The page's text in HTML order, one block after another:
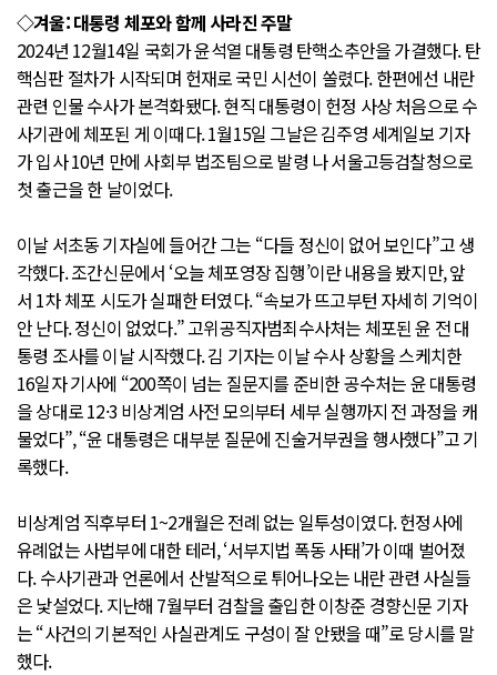
◇겨울: 대통령 체포와 함께 사라진 주말
2024년 12월14일 국회가 윤석열 대통령 탄핵소추안을 가결했다. 탄
핵심판 절차가 시작되며 헌재로 국민 시선이 쏠렸다. 한편에선 내란
관련 인물 수사가 본격화됐다. 현직 대통령이 헌정 사상 처음으로 수
사기관에 체포된 게 이때다. 1월15일 그날은 김주영 세계일보 기자
가 입사 10년 만에 사회부 법조팀으로 발령 나 서울고등검찰청으로
첫 출근을 한 날이었다.
이날 서초동 기자실에 들어간 그는 “다들 정신이 없어 보인다”고 생
각했다. 조간신문에서 ‘오늘 체포영장 집행’이란 내용을 봤지만, 앞
서 1차 체포 시도가 실패한 터였다. “속보가 뜨고부턴 자세히 기억이
안 난다. 정신이 없었다.” 고위공직자범죄수사처는 체포된 윤 전 대
통령 조사를 이날 시작했다. 김 기자는 이날 수사 상황을 스케치한
16일자 기사에 “200쪽이 넘는 질문지를 준비한 공수처는 윤 대통령
을 상대로 12·3 비상계엄 사전 모의부터 세부 실행까지 전 과정을 캐
물었다”, “윤 대통령은 대부분 질문에 진술거부권을 행사했다”고 기
록했다.
비상계엄 직후부터 1~2개월은 전례 없는 일투성이였다. 헌정사에
유례없는 사법부에 대한 테러, ‘서부지법 폭동 사태’가 이때 벌어졌
다. 수사기관과 언론에서 산발적으로 튀어나오는 내란 관련 사실들
은 낯설었다. 지난해 7월부터 검찰을 출입한 이창준 경향신문 기자
는 “사건의 기본적인 사실관계도 구성이 잘 안됐을 때”로 당시를 말
했다.